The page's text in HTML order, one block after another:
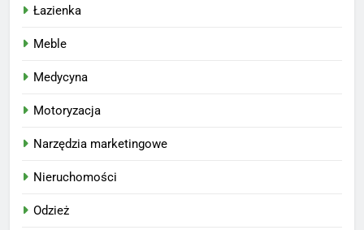
Łazienka
Meble
Medycyna
Motoryzacja
Narzędzia marketingowe
Nieruchomości
Odzież